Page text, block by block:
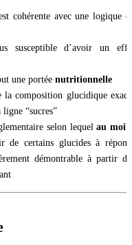
cohérente avec une logique
susceptible d’avoir un
une portée nutritionnelle
composition glucidique
“sucres”
selon lequelau
de certains glucides à
démontrable à partir